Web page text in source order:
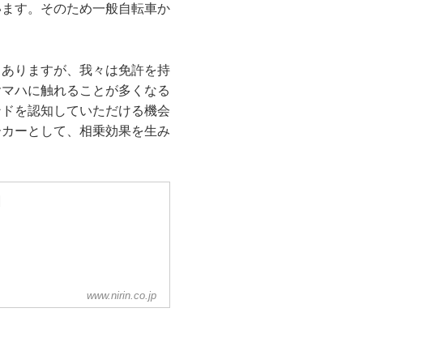
す。そのため一般自転車か
りますが、我々は免許を持
ハに触れることが多くなる
を認知していただける機会
ーとして、相乗効果を生み
www.nirin.co.jp